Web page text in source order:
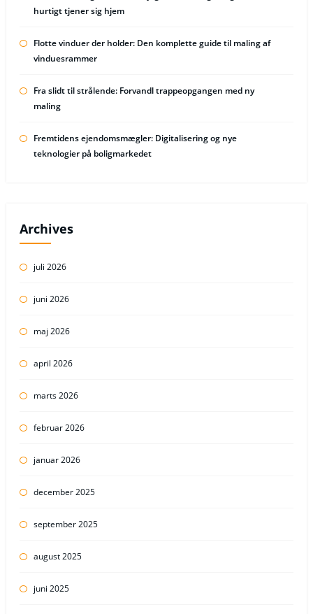
hurtigt tjener sig hjem
Flotte vinduer der holder: Den komplette guide til maling af
vinduesrammer
Fra slidt til strålende: Forvandl trappeopgangen med ny
maling
Fremtidens ejendomsmægler: Digitalisering og nye
teknologier på boligmarkedet
Archives
juli 2026
juni 2026
maj 2026
april 2026
marts 2026
februar 2026
januar 2026
december 2025
september 2025
august 2025
juni 2025